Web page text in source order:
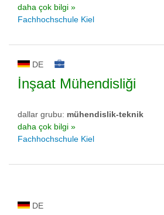
daha çok bilgi »
Fachhochschule Kiel
DE
İnşaat Mühendisliği
dallar grubu: mühendislik-teknik
daha çok bilgi »
Fachhochschule Kiel
DE